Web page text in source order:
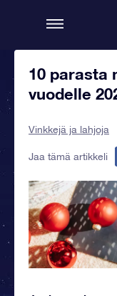
10 parasta
vuodelle
Vinkkejä ja lahjoja
Jaa tämä artikkeli